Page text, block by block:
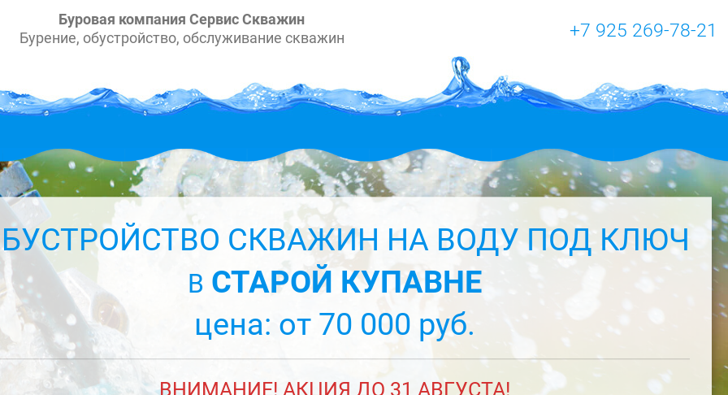
Буровая компания Сервис Скважин
Бурение, обустройство, обслуживание скважин
+7 925 269-78-21
СКВАЖИН НА ВОДУ ПОД КЛЮЧ
В СТАРОЙ КУПАВНЕ
цена: от 70 000 руб.
ВНИМАНИЕ! АКЦИЯ ДО 31 АВГУСТА!